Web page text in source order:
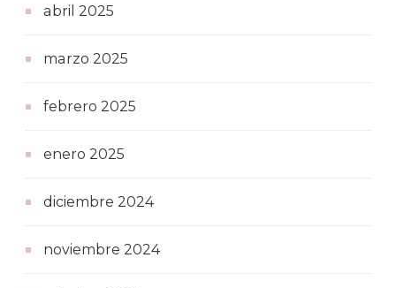
abril 2025
marzo 2025
febrero 2025
enero 2025
diciembre 2024
noviembre 2024